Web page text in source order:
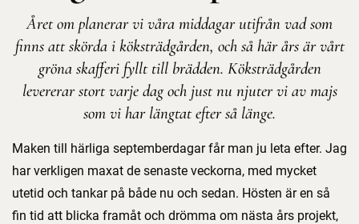
Året om planerar vi våra middagar utifrån vad som
finns att skörda i köksträdgården, och så här års är vårt
gröna skafferi fyllt till brädden. Köksträdgården
levererar stort varje dag och just nu njuter vi av majs
som vi har längtat efter så länge.
Maken till härliga septemberdagar får man ju leta efter. Jag
har verkligen maxat de senaste veckorna, med mycket
utetid och tankar på både nu och sedan. Hösten är en så
fin tid att blicka framåt och drömma om nästa års projekt,